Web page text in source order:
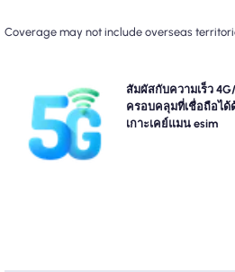
Coverage may not include overseas
สัมผัสกับความเร็ว
ครอบคลุมที่เชื่อถือได้
เกาะเคย์แมน esim
สัมผัสประสบการณ์การเชื่อมต่อ 4G กั
Nomad หมู่เกาะเคย์แมน Travel esim โ
ละเอียดแผนของคุณสำหรับความพร้อมใช้ง
ของเครือข่ายเฉพาะเนื่องจากความครอบ